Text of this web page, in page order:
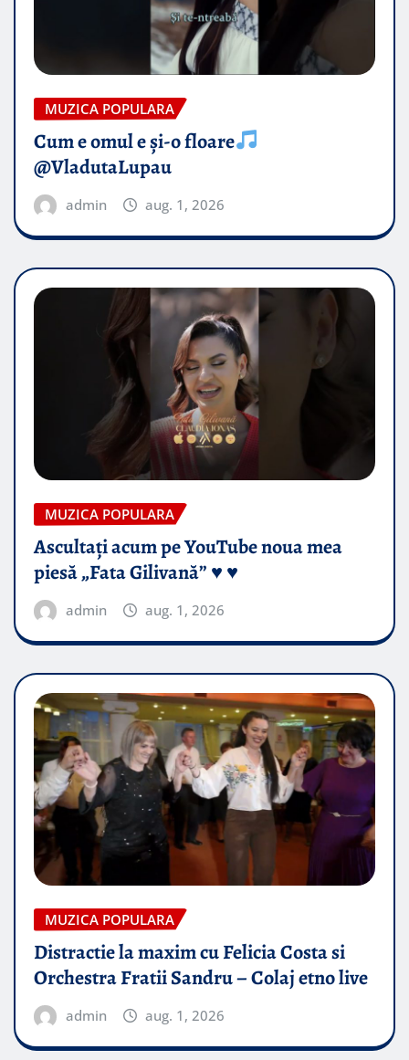
MUZICA POPULARA
Cum e omul e și-o floare
@VladutaLupau
admin aug. 1, 2026
MUZICA POPULARA
Ascultați acum pe YouTube noua mea
piesă „Fata Gilivană” ♥️ ♥️
admin aug. 1, 2026
MUZICA POPULARA
Distractie la maxim cu Felicia Costa si
Orchestra Fratii Sandru – Colaj etno live
admin aug. 1, 2026